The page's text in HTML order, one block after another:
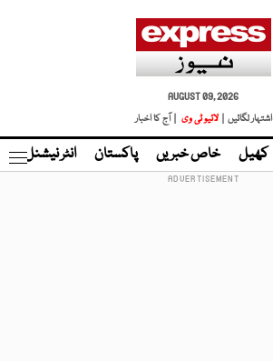
AUGUST 09, 2026
اشتہار لگائیں |
لائیو ٹی وی | آج کا اخبار
کھیل خاص خبریں پاکستان انٹر نیشنل